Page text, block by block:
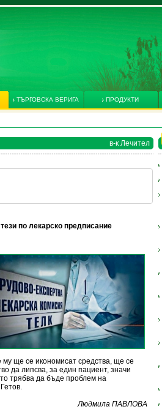
ТЪРГОВСКА ВЕРИГА ПРОДУКТИ
в-к Лечител
по лекарско предписание
му ще се икономисат средства, ще се
да липсва, за един пациент, значи
трябва да бъде проблем на
Людмила ПАВЛОВА